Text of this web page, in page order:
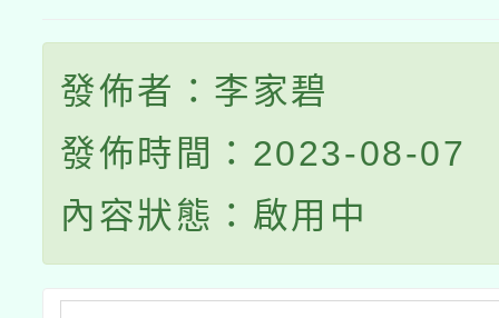
發佈者：李家碧
發佈時間：2023-08-07
內容狀態：啟用中